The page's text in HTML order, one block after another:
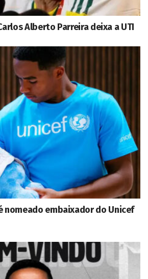
Alberto Parreira deixa a UTI
nomeado embaixador do Unicef